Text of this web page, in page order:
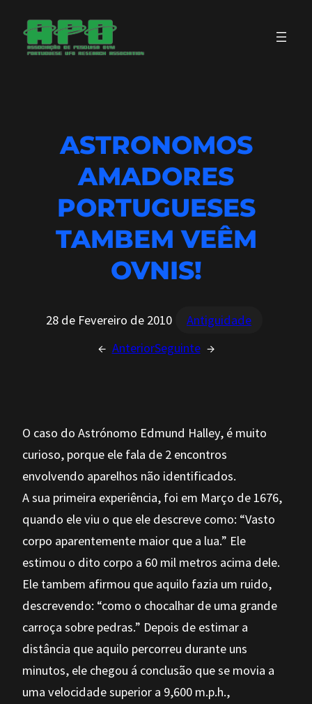
Saltar
para
ASTRONOMOS
AMADORES
PORTUGUESES
TAMBEM VEÊM
OVNIS!
28 de Fevereiro de 2010
Antiguidade
← AnteriorSeguinte →
O caso do Astrónomo Edmund Halley, é muito
curioso, porque ele fala de 2 encontros
envolvendo aparelhos não identificados.
A sua primeira experiência, foi em Março de 1676,
quando ele viu o que ele descreve como: “Vasto
corpo aparentemente maior que a lua.” Ele
estimou o dito corpo a 60 mil metros acima dele.
Ele tambem afirmou que aquilo fazia um ruido,
descrevendo: “como o chocalhar de uma grande
carroça sobre pedras.” Depois de estimar a
distância que aquilo percorreu durante uns
minutos, ele chegou á conclusão que se movia a
uma velocidade superior a 9,600 m.p.h.,